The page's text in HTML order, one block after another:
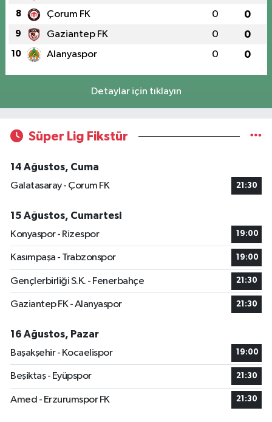
8 Çorum FK 0 0
9 Gaziantep FK 0 0
10 Alanyaspor 0 0
Detaylar için tıklayın
Süper Lig Fikstür
14 Ağustos, Cuma
Galatasaray - Çorum FK
21:30
15 Ağustos, Cumartesi
Konyaspor - Rizespor
19:00
Kasımpaşa - Trabzonspor 19:00
Gençlerbirliği S.K. - Fenerbahçe 21:30
Gaziantep FK - Alanyaspor 21:30
16 Ağustos, Pazar
Başakşehir - Kocaelispor
19:00
Beşiktaş - Eyüpspor 21:30
Amed - Erzurumspor FK 21:30